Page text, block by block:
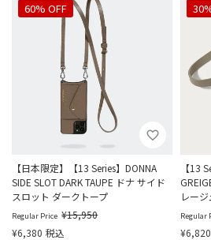
【日本限定】【13 Series】DONNA
SIDE SLOT DARK TAUPE ドナ サイド
スロット ダークトープ
60% OFF
Regular Price ¥15,950
¥6,380 税込
【13
レージ
Regular
¥6,820